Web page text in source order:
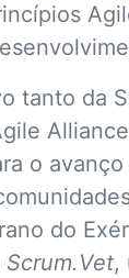
tanto da
o
do
Scrum.Vet,